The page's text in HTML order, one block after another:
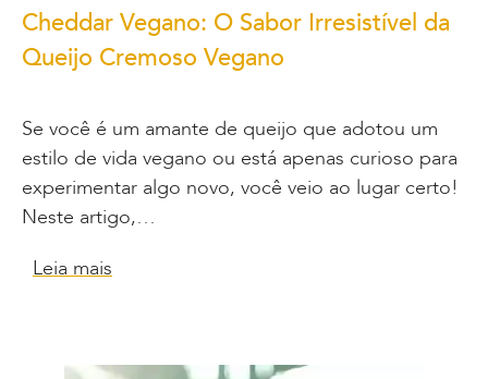
Cheddar Vegano: O Sabor Irresistível da
Queijo Cremoso Vegano
Se você é um amante de queijo que adotou um
estilo de vida vegano ou está apenas curioso para
experimentar algo novo, você veio ao lugar certo!
Neste artigo,…
Leia mais